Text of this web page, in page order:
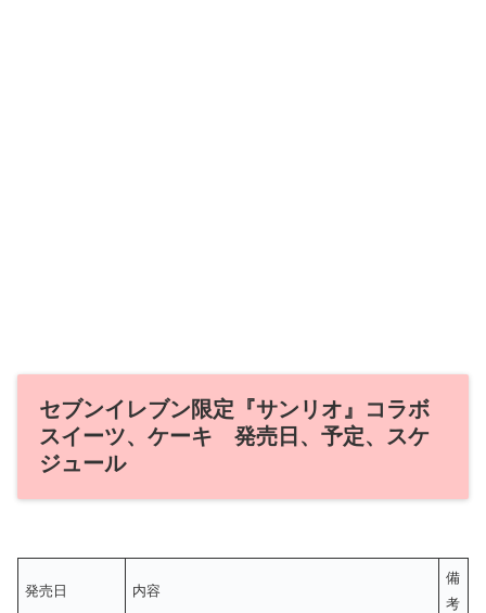
セブンイレブン限定『サンリオ』コラボ
スイーツ、ケーキ 発売日、予定、スケ
ジュール
発売日 内容
備
考